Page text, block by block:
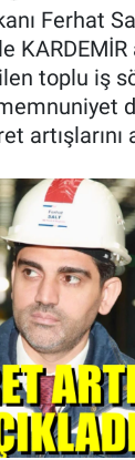
Ferhat
KARDEMİR
toplu iş
artışlarını